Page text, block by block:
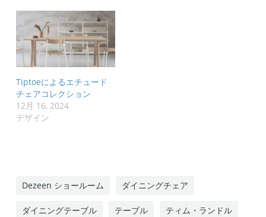
Tiptoeによるエチュード
チェアコレクション
12月 16, 2024
デザイン
Dezeen ショールーム ダイニングチェア
ダイニングテーブル テーブル ティム・ランドル